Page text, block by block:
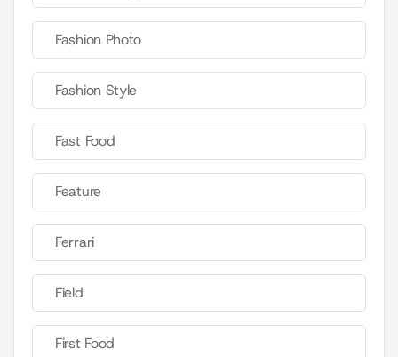
Fashion Photo
Fashion Style
Fast Food
Feature
Ferrari
Field
First Food